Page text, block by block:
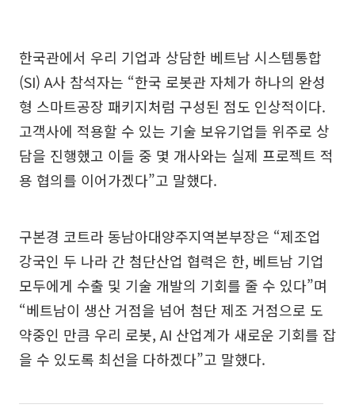
한국관에서 우리 기업과 상담한 베트남 시스템통합
(SI) A사 참석자는 “한국 로봇관 자체가 하나의 완성
형 스마트공장 패키지처럼 구성된 점도 인상적이다.
고객사에 적용할 수 있는 기술 보유기업들 위주로 상
담을 진행했고 이들 중 몇 개사와는 실제 프로젝트 적
용 협의를 이어가겠다”고 말했다.
구본경 코트라 동남아대양주지역본부장은 “제조업
강국인 두 나라 간 첨단산업 협력은 한, 베트남 기업
모두에게 수출 및 기술 개발의 기회를 줄 수 있다”며
“베트남이 생산 거점을 넘어 첨단 제조 거점으로 도
약중인 만큼 우리 로봇, AI 산업계가 새로운 기회를 잡
을 수 있도록 최선을 다하겠다”고 말했다.